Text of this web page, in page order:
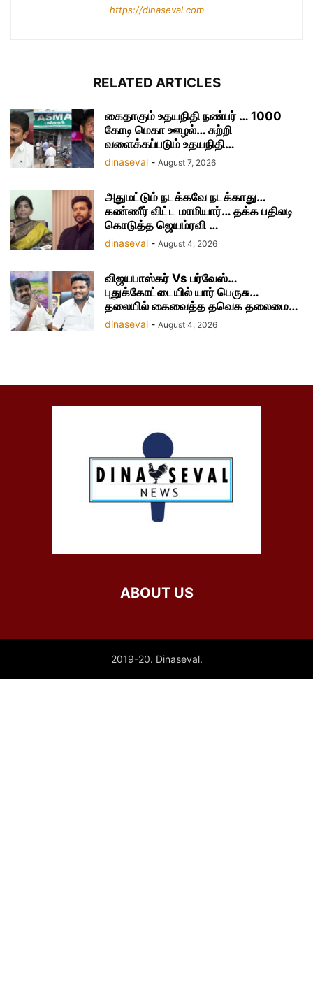
https://dinaseval.com
RELATED ARTICLES
கைதாகும் உதயநிதி நண்பர் … 1000
கோடி மெகா ஊழல்… சுற்றி
வளைக்கப்படும் உதயநிதி…
dinaseval - August 7, 2026
அதுமட்டும் நடக்கவே நடக்காது…
கண்ணீர் விட்ட மாமியார்… தக்க பதிலடி
கொடுத்த ஜெயம்ரவி …
dinaseval - August 4, 2026
விஜயபாஸ்கர் Vs பர்வேஸ்…
புதுக்கோட்டையில் யார் பெருசு…
தலையில் கைவைத்த தவெக தலைமை…
dinaseval - August 4, 2026
ABOUT US
2019-20. Dinaseval.